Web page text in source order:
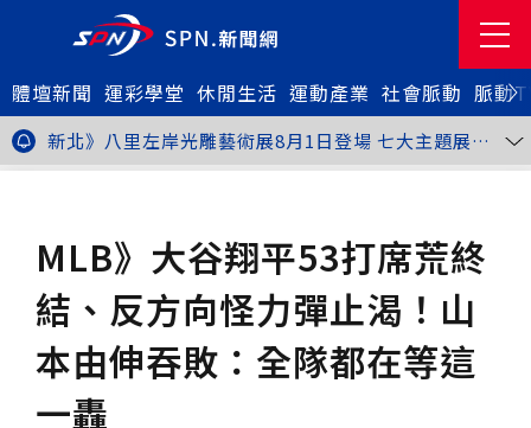
體壇新聞 運彩學堂 休閒生活 運動產業 社會脈動 脈動
金牌搖籃驚傳「球荒」！江啟臣偕運彩公會挺萬和國
中，捐贈 1800 顆羽球助小將 4 月全中運奪金
台中》15分鐘的診療，13年的堅持！ 中山醫大牙醫系
跨海義診13年
新北》八里左岸光雕藝術展8月1日登場 七大主題展區
打造夏夜光影盛宴
台中》中聯油脂案釀全民恐慌 議員張芬郁質詢轟食安稽
查失衡釀隱匿漏洞
台中》九位台灣當代藝術家齊聚 《九境》聯展佛光緣台
防治理平台」等3主張
台中》中山醫大攜手新創登陸亞洲生技展 發表「微奈米
眼用鏡片」等13項臨床研發技術
高雄》啟用近30年迎來外觀與結構重塑 高雄旗津輪渡
站改造完工啟用
縮短藥效等待期！中山附醫引進速效抗憂鬱鼻噴劑 24
小時內見效、助重症患者重返社會
台北》首創水資源循環教育園區 民生水資再生廠環教館
正式啟用
專題人物》我不是會長，是歐巴桑！」穆閩珠自掏腰包
30年守護帕運選手
台中》甜點烘焙成憂鬱症處方箋！25歲「準醫學生」靠
藝術治療走出多年陰霾
台中》強颱巴威逼近 中市勞工局籲落實防颱整備
台中》中捷聯名VTuber活動告捷 首5日運量增24%周
MLB》大谷翔平53打席荒終
結、反方向怪力彈止渴！山
本由伸吞敗：全隊都在等這
一轟